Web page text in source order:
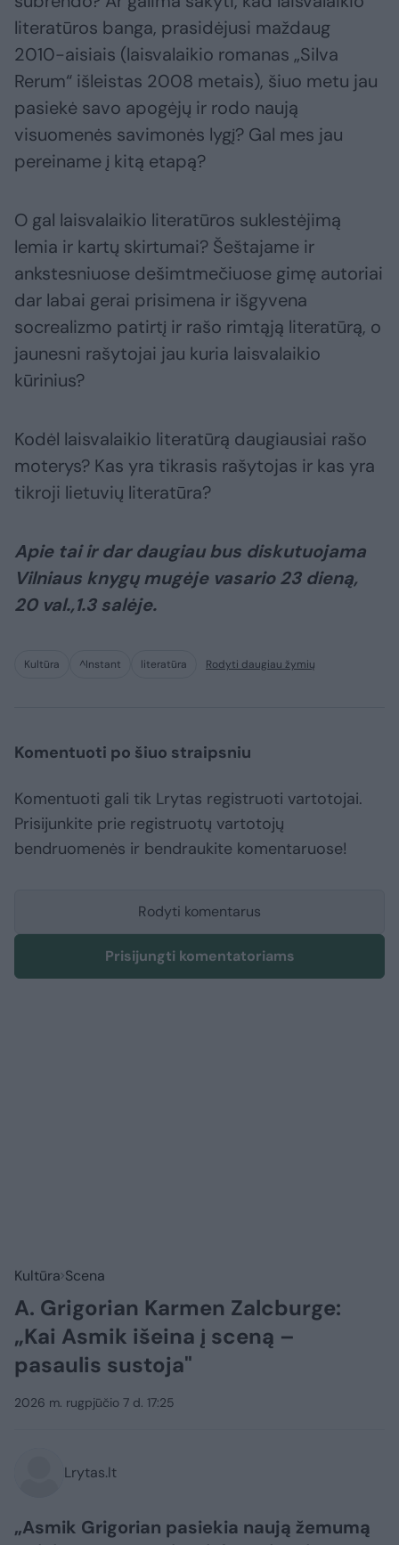
literatūros banga, prasidėjusi maždaug
2010-aisiais (laisvalaikio romanas „Silva
Rerum“ išleistas 2008 metais), šiuo metu jau
pasiekė savo apogėjų ir rodo naują
visuomenės savimonės lygį? Gal mes jau
pereiname į kitą etapą?
O gal laisvalaikio literatūros suklestėjimą
lemia ir kartų skirtumai? Šeštajame ir
ankstesniuose dešimtmečiuose gimę autoriai
dar labai gerai prisimena ir išgyvena
socrealizmo patirtį ir rašo rimtąją literatūrą, o
jaunesni rašytojai jau kuria laisvalaikio
kūrinius?
Kodėl laisvalaikio literatūrą daugiausiai rašo
moterys? Kas yra tikrasis rašytojas ir kas yra
tikroji lietuvių literatūra?
Apie tai ir dar daugiau bus diskutuojama
Vilniaus knygų mugėje vasario 23 dieną,
20 val.,1.3 salėje.
Kultūra ^Instant literatūra Rodyti daugiau žymių
Komentuoti po šiuo straipsniu
Komentuoti gali tik Lrytas registruoti vartotojai.
Prisijunkite prie registruotų vartotojų
bendruomenės ir bendraukite komentaruose!
Rodyti komentarus
Prisijungti komentatoriams
Kultūra Scena
A. Grigorian Karmen Zalcburge:
„Kai Asmik išeina į sceną –
pasaulis sustoja"
2026 m. rugpjūčio 7 d. 17:25
Lrytas.lt
„Asmik Grigorian pasiekia naują žemumą